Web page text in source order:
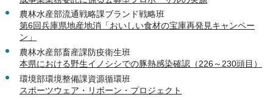
農林水産部流通戦略課ブランド戦略班
第6回兵庫県地産地消「おいしい食材の宝庫再発見キャンペー
ン」
農林水産部畜産課防疫衛生班
本県における野生イノシシでの豚熱感染確認（226～230頭目）
環境部環境整備課資源循環班
スポーツウェア・リボーン・プロジェクト